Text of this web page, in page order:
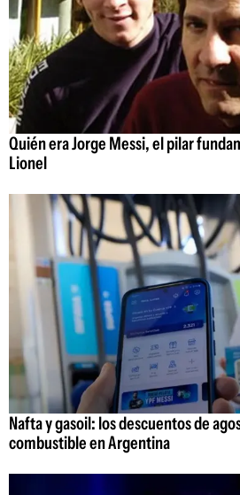
Quién era Jorge Messi, el pilar
Lionel
Nafta y gasoil: los descuentos de
combustible en Argentina